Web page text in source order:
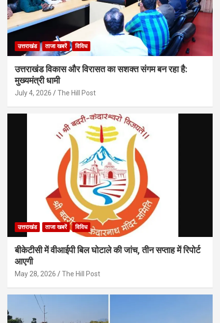
उत्तराखंड ताजा खबरें विविध
उत्तराखंड विकास और विरासत का सशक्त संगम बन रहा है:
मुख्यमंत्री धामी
July 4, 2026 The Hill Post
उत्तराखंड ताजा खबरें विविध
बीकेटीसी में वीआईपी बिल घोटाले की जांच, तीन सप्ताह में रिपोर्ट
आएगी
May 28, 2026 The Hill Post